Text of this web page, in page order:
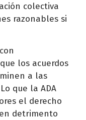
colectiva
razonables si
los acuerdos
a las
que la ADA
el derecho
detrimento